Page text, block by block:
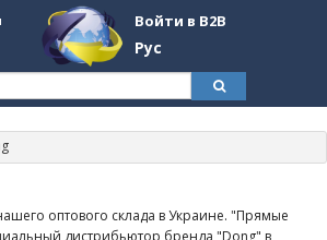
Войти в B2B
Рус
Контакты
оптового склада в Украине. "Прямые
дистрибьютор бренда "Dong" в